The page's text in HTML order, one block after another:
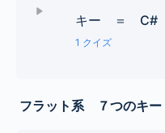
#６個までの調号クイズ
キー ＝ C#
1 クイズ
レッスン Content
フラット系 ７つのキー